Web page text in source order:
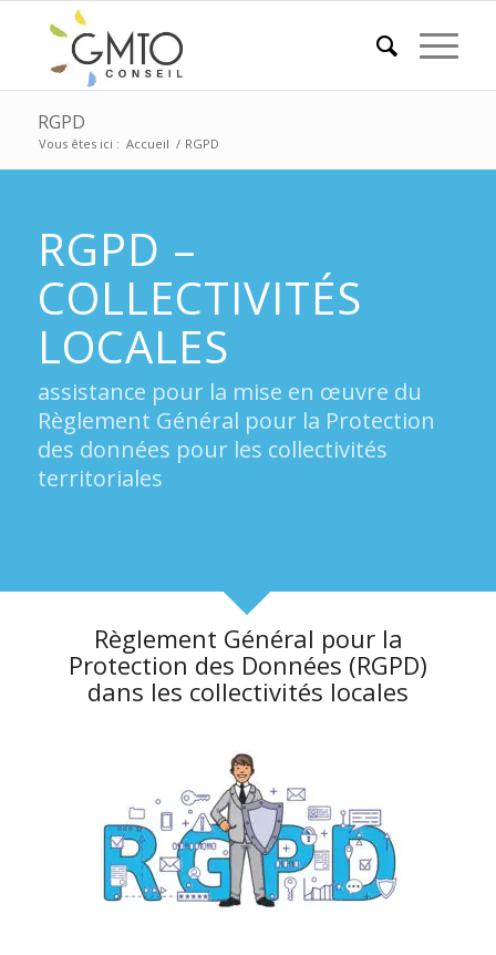
RGPD
Vous êtes ici : Accueil / RGPD
RGPD –
COLLECTIVITÉS
LOCALES
assistance pour la mise en œuvre du
Règlement Général pour la Protection
des données pour les collectivités
territoriales
Règlement Général pour la
Protection des Données (RGPD)
dans les collectivités locales